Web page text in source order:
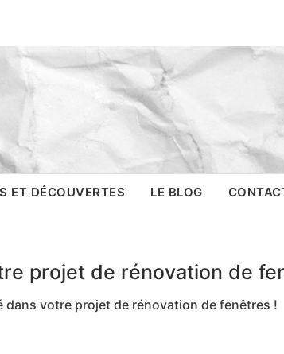
ET DÉCOUVERTES LE BLOG
projet de rénovation de
votre projet de rénovation de fenêtres !